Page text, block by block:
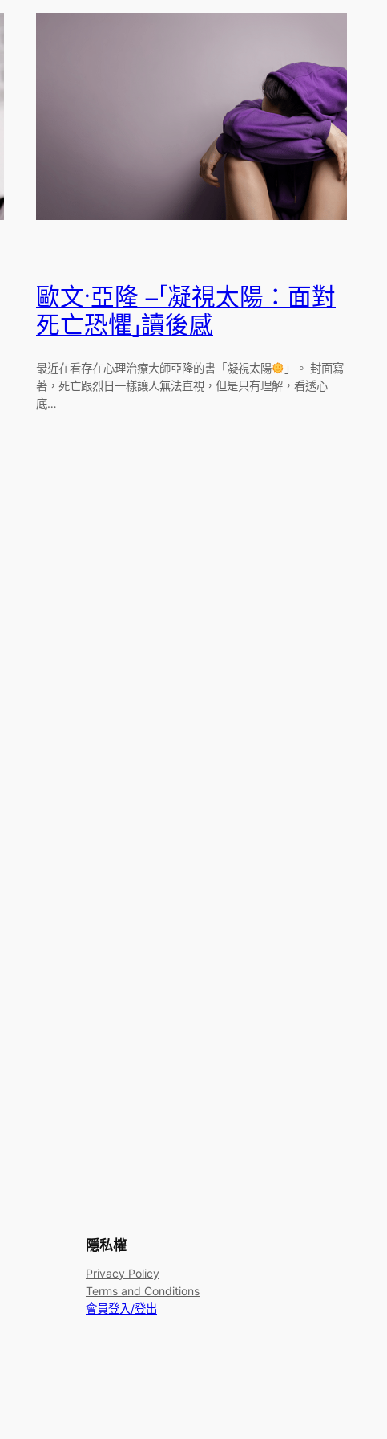
歐文‧亞隆 –「凝視太陽：面對
死亡恐懼」讀後感
最近在看存在心理治療大師亞隆的書「凝視太陽
」。 封面寫
著，死亡跟烈日一樣讓人無法直視，但是只有理解，看透心
底…
隱私權
Privacy Policy
Terms and Conditions
會員登入/登出